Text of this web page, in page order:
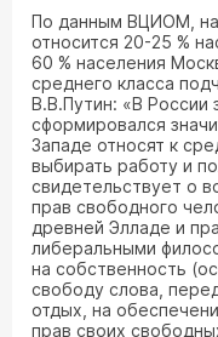
По данным ВЦИОМ, на
относится 20-25 %
60 % населения
среднего класса
В.В.Путин: «В России
сформировался
Западе относят к
выбирать работу и
свидетельствует о
прав свободного
древней Элладе и
либеральными
на собственность
свободу слова,
отдых, на
прав своих